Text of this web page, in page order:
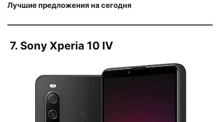
Лучшие предложения на сегодня
7. Sony Xperia 10 IV